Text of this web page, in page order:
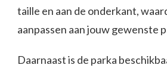
taille en aan de onderkant,
aanpassen aan jouw gewenste
Daarnaast is de parka